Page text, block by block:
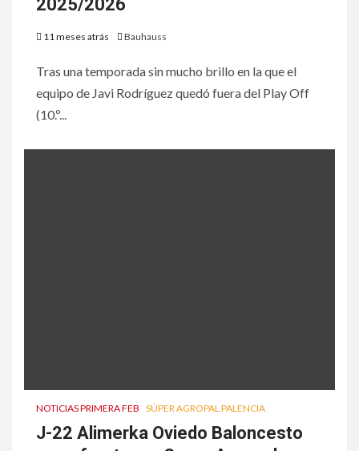
2025/2026
11 meses atrás Bauhauss
Tras una temporada sin mucho brillo en la que el
equipo de Javi Rodríguez quedó fuera del Play Off
(10.º...
NOTICIAS PRIMERA FEB SÚPER AGROPAL PALENCIA
J-22 Alimerka Oviedo Baloncesto